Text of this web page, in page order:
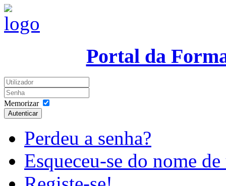
Portal da
Memorizar
Autenticar
Perdeu a senha?
Esqueceu-se do nome